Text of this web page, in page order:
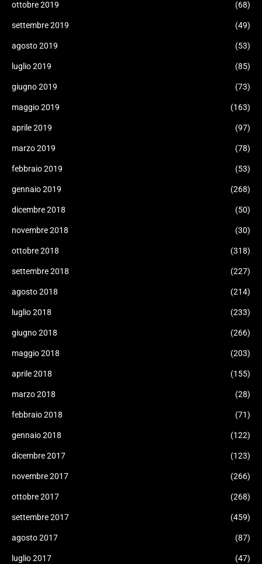
ottobre 2019 (68)
settembre 2019 (49)
agosto 2019 (53)
luglio 2019 (85)
giugno 2019 (73)
maggio 2019 (163)
aprile 2019 (97)
marzo 2019 (78)
febbraio 2019 (53)
gennaio 2019 (268)
dicembre 2018 (50)
novembre 2018 (30)
ottobre 2018 (318)
settembre 2018 (227)
agosto 2018 (214)
luglio 2018 (233)
giugno 2018 (266)
maggio 2018 (203)
aprile 2018 (155)
marzo 2018 (28)
febbraio 2018 (71)
gennaio 2018 (122)
dicembre 2017 (123)
novembre 2017 (266)
ottobre 2017 (268)
settembre 2017 (459)
agosto 2017 (87)
luglio 2017 (47)